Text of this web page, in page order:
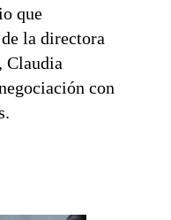
que
la directora
Claudia
con